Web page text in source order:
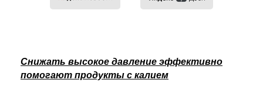
Снижать высокое давление эффективно
помогают продукты с калием